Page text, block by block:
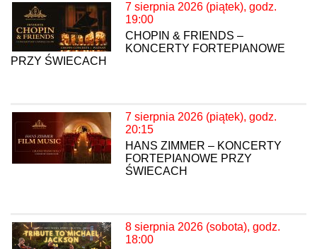
7 sierpnia 2026 (piątek), godz.
19:00
CHOPIN & FRIENDS –
KONCERTY FORTEPIANOWE
PRZY ŚWIECACH
7 sierpnia 2026 (piątek), godz.
20:15
HANS ZIMMER – KONCERTY
FORTEPIANOWE PRZY
ŚWIECACH
8 sierpnia 2026 (sobota), godz.
18:00